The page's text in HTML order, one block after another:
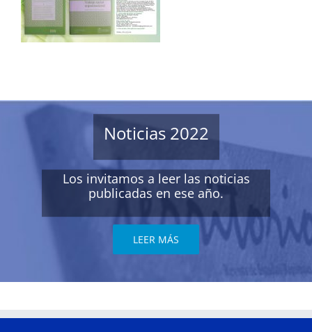
Noticias 2022
Los invitamos a leer las noticias
publicadas en ese año.
LEER MÁS